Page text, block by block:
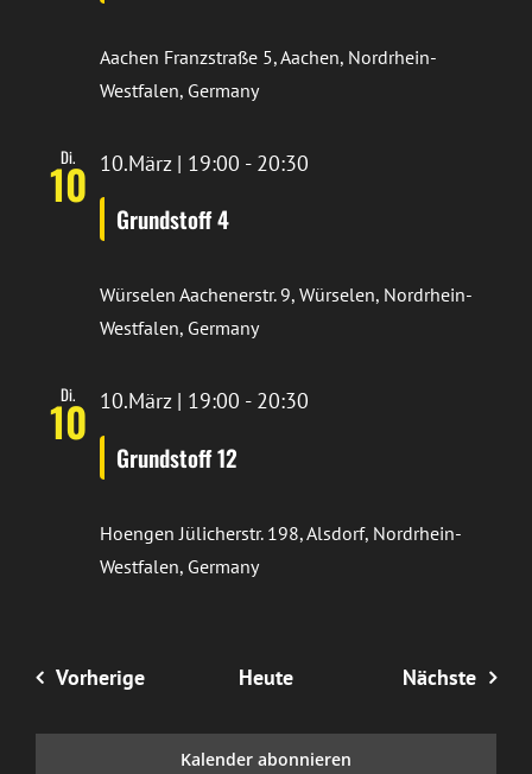
Aachen Franzstraße 5, Aachen, Nordrhein-
Westfalen, Germany
Di.
10
Grundstoff 4
10.März | 19:00 - 20:30
Würselen Aachenerstr. 9, Würselen, Nordrhein-
Westfalen, Germany
Di.
10
Grundstoff 12
10.März | 19:00 - 20:30
Hoengen Jülicherstr. 198, Alsdorf, Nordrhein-
Westfalen, Germany
VorherigeVeranstaltungen
Heute Nächste
Kalender abonnieren